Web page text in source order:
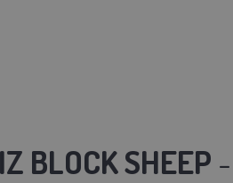
BLOCK SHEEP